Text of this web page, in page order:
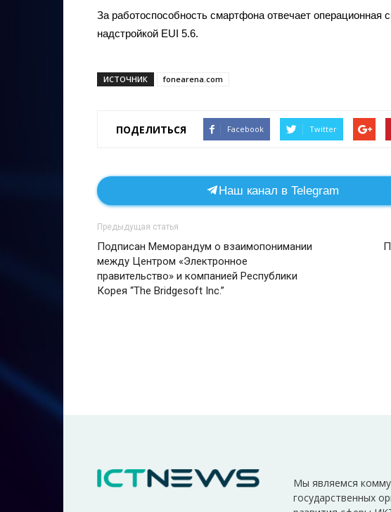
За работоспособность смартфона отвечает операционная
надстройкой EUI 5.6.
ИСТОЧНИК fonearena.com
ПОДЕЛИТЬСЯ Facebook Twitter
Наш канал в Telegram
Предыдущая статья
Подписан Меморандум о взаимопонимании
между Центром «Электронное
правительство» и компанией Республики
Корея “The Bridgesoft Inc.”
Мы являемся
государственных